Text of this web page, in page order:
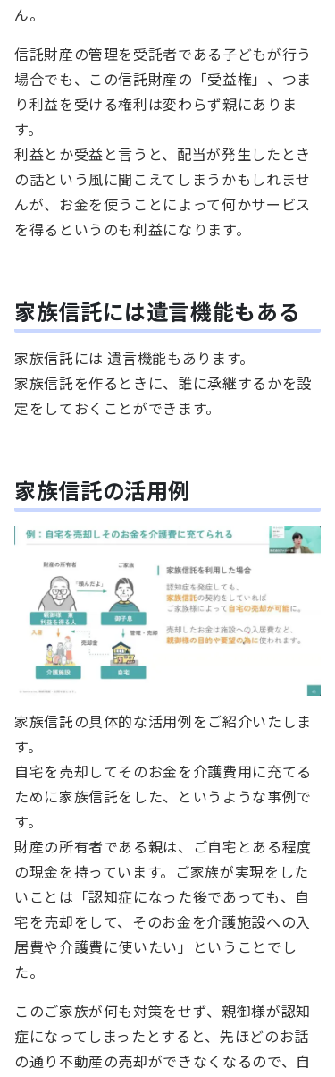
ん。
信託財産の管理を受託者である子どもが行う
場合でも、この信託財産の「受益権」、つま
り利益を受ける権利は変わらず親にありま
す。
利益とか受益と言うと、配当が発生したとき
の話という風に聞こえてしまうかもしれませ
んが、お金を使うことによって何かサービス
を得るというのも利益になります。
家族信託には遺言機能もある
家族信託には 遺言機能もあります。
家族信託を作るときに、誰に承継するかを設
定をしておくことができます。
家族信託の活用例
家族信託の具体的な活用例をご紹介いたしま
す。
自宅を売却してそのお金を介護費用に充てる
ために家族信託をした、というような事例で
す。
財産の所有者である親は、ご自宅とある程度
の現金を持っています。ご家族が実現をした
いことは「認知症になった後であっても、自
宅を売却をして、そのお金を介護施設への入
居費や介護費に使いたい」ということでし
た。
このご家族が何も対策をせず、親御様が認知
症になってしまったとすると、先ほどのお話
の通り不動産の売却ができなくなるので、自